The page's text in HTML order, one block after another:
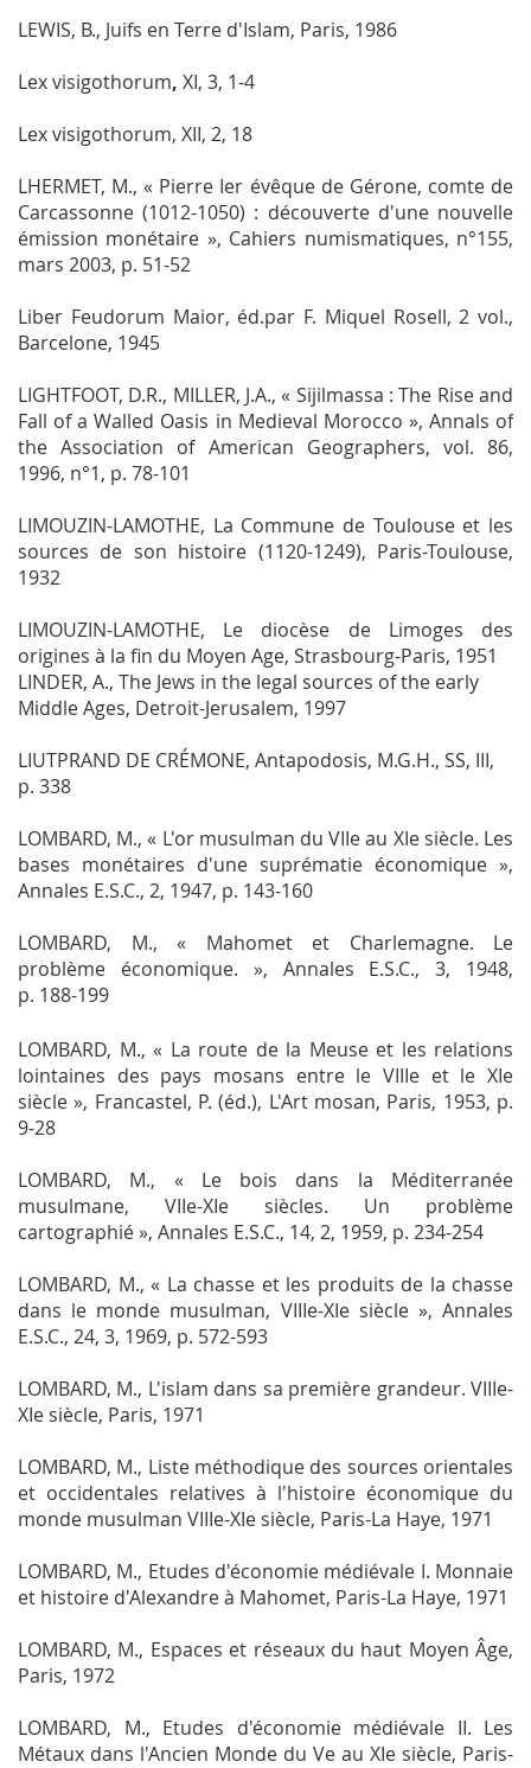
LEWIS, B., Juifs en Terre d'Islam, Paris, 1986
Lex visigothorum, XI, 3, 1-4
Lex visigothorum, XII, 2, 18
LHERMET, M., « Pierre Ier évêque de Gérone, comte de
Carcassonne (1012-1050) : découverte d'une nouvelle
émission monétaire », Cahiers numismatiques, n°155,
mars 2003, p. 51-52
Liber Feudorum Maior, éd.par F. Miquel Rosell, 2 vol.,
Barcelone, 1945
LIGHTFOOT, D.R., MILLER, J.A., « Sijilmassa : The Rise and
Fall of a Walled Oasis in Medieval Morocco », Annals of
the Association of American Geographers, vol. 86,
1996, n°1, p. 78-101
LIMOUZIN-LAMOTHE, La Commune de Toulouse et les
sources de son histoire (1120-1249), Paris-Toulouse,
1932
LIMOUZIN-LAMOTHE, Le diocèse de Limoges des
origines à la fin du Moyen Age, Strasbourg-Paris, 1951
LINDER, A., The Jews in the legal sources of the early
Middle Ages, Detroit-Jerusalem, 1997
LIUTPRAND DE CRÉMONE, Antapodosis, M.G.H., SS, III,
p. 338
LOMBARD, M., « L'or musulman du VIIe au XIe siècle. Les
bases monétaires d'une suprématie économique »,
Annales E.S.C., 2, 1947, p. 143-160
LOMBARD, M., « Mahomet et Charlemagne. Le
problème économique. », Annales E.S.C., 3, 1948,
p. 188-199
LOMBARD, M., « La route de la Meuse et les relations
lointaines des pays mosans entre le VIIIe et le XIe
siècle », Francastel, P. (éd.), L'Art mosan, Paris, 1953, p.
9-28
LOMBARD, M., « Le bois dans la Méditerranée
musulmane, VIIe-XIe siècles. Un problème
cartographié », Annales E.S.C., 14, 2, 1959, p. 234-254
LOMBARD, M., « La chasse et les produits de la chasse
dans le monde musulman, VIIIe-XIe siècle », Annales
E.S.C., 24, 3, 1969, p. 572-593
LOMBARD, M., L'islam dans sa première grandeur. VIIIe-
XIe siècle, Paris, 1971
LOMBARD, M., Liste méthodique des sources orientales
et occidentales relatives à l'histoire économique du
monde musulman VIIIe-XIe siècle, Paris-La Haye, 1971
LOMBARD, M., Etudes d'économie médiévale I. Monnaie
et histoire d'Alexandre à Mahomet, Paris-La Haye, 1971
LOMBARD, M., Espaces et réseaux du haut Moyen Âge,
Paris, 1972
LOMBARD, M., Etudes d'économie médiévale II. Les
Métaux dans l'Ancien Monde du Ve au XIe siècle, Paris-